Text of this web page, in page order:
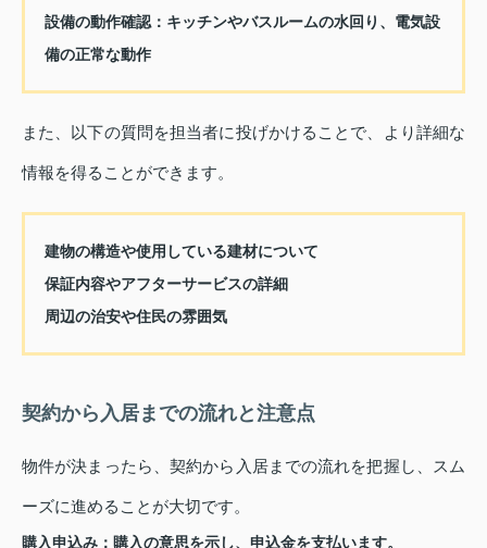
設備の動作確認：キッチンやバスルームの水回り、電気設
備の正常な動作
また、以下の質問を担当者に投げかけることで、より詳細な
情報を得ることができます。
建物の構造や使用している建材について
保証内容やアフターサービスの詳細
周辺の治安や住民の雰囲気
契約から入居までの流れと注意点
物件が決まったら、契約から入居までの流れを把握し、スム
ーズに進めることが大切です。
購入申込み ：購入の意思を示し、申込金を支払います。